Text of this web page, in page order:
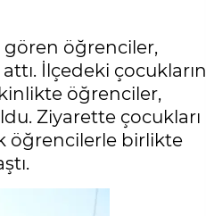
gören öğrenciler,
İlçedeki çocukların
öğrenciler,
Ziyarette çocukları
öğrencilerle birlikte